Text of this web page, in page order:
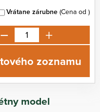
Vrátane zárubne (Cena od )
− +
zoznamu
model